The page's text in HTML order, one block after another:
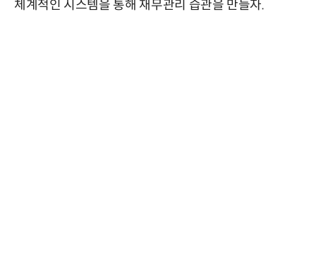
체계적인 시스템을 통해 재무관리 습관을 만들자.